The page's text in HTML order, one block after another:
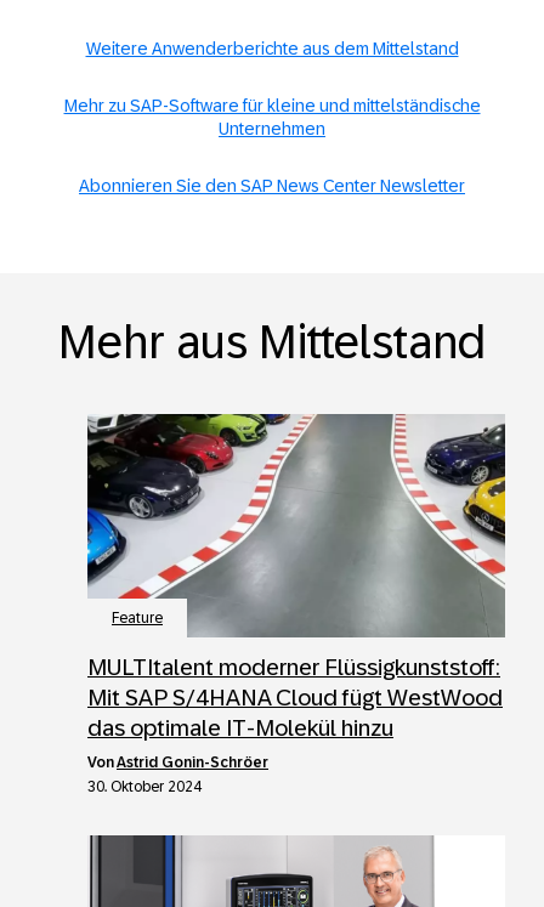
Weitere Anwenderberichte aus dem Mittelstand
Mehr zu SAP-Software für kleine und mittelständische
Unternehmen
Abonnieren Sie den SAP News Center Newsletter
Mehr aus Mittelstand
Feature
MULTItalent moderner Flüssigkunststoff:
Mit SAP S/4HANA Cloud fügt WestWood
das optimale IT-Molekül hinzu
vonAstrid Gonin-Schröer
30. Oktober 2024